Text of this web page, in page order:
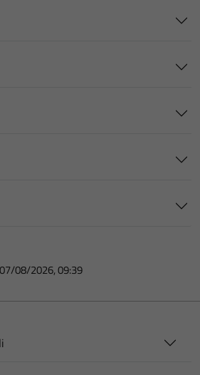
07/08/2026, 09:39